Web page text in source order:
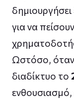
για να
Ωστόσο, όταν
διαδίκτυο το
ενθουσιασμό,